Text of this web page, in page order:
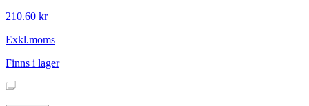
210.60 kr
Exkl.moms
Finns i lager